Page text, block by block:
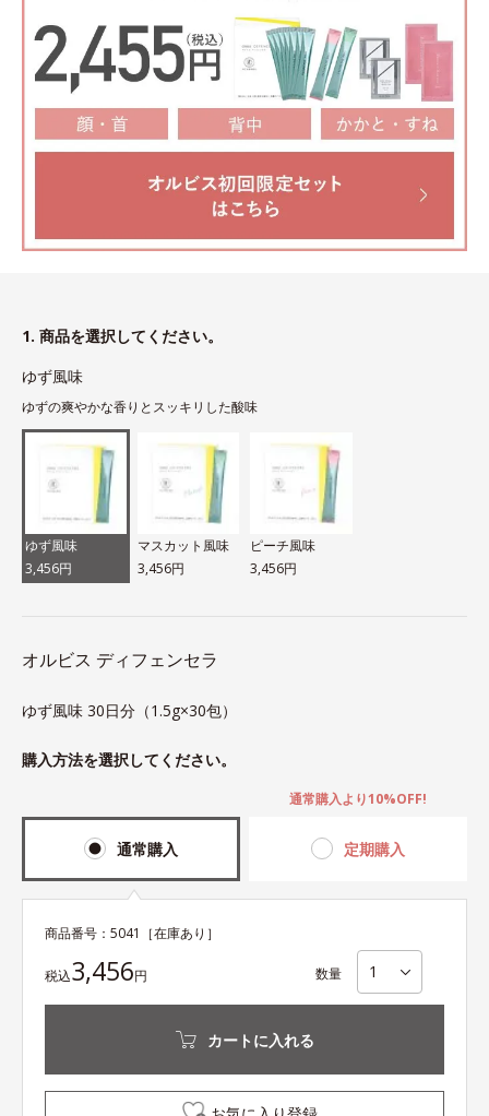
1. 商品を選択してください。
ゆず風味
ゆずの爽やかな香りとスッキリした酸味
ゆず風味
3,456円
マスカット風味
3,456円
ピーチ風味
3,456円
オルビス ディフェンセラ
ゆず風味 30日分（1.5g×30包）
購入方法を選択してください。
通常購入 定期購入
通常購入より10%OFF!
商品番号： 5041 ［在庫あり］
税込3,456円 数量
カートに入れる